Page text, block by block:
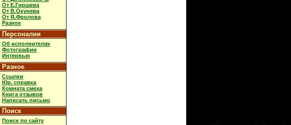
От Е.Гиршева
От В.Окунева
От Я.Фролова
Разное
Персоналии
Об исполнителях
Фотографии
Интервью
Разное
Ссылки
Юр. справка
Комната смеха
Книга отзывов
Написать письмо
Поиск
Поиск по сайту